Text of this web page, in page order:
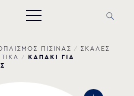
ΠΙΣΙΝΑΣ / ΣΚΑΛΕΣ
/ ΚΑΠΑΚΙ ΓΙΑ